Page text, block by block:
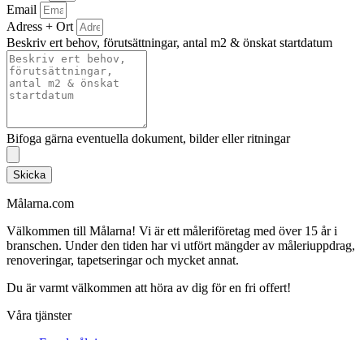
Email
Adress + Ort
Beskriv ert behov, förutsättningar, antal m2 & önskat startdatum
Bifoga gärna eventuella dokument, bilder eller ritningar
Skicka
Målarna.com
Välkommen till Målarna! Vi är ett måleriföretag med över 15 år i
branschen. Under den tiden har vi utfört mängder av måleriuppdrag,
renoveringar, tapetseringar och mycket annat.
Du är varmt välkommen att höra av dig för en fri offert!
Våra tjänster